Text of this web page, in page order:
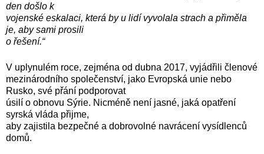
den došlo k
vojenské eskalaci, která by u lidí vyvolala strach a přiměla
je, aby sami prosili
o řešení.“
V uplynulém roce, zejména od dubna 2017, vyjádřili členové
mezinárodního společenství, jako Evropská unie nebo
Rusko, své přání podporovat
úsilí o obnovu Sýrie. Nicméně není jasné, jaká opatření
syrská vláda přijme,
aby zajistila bezpečné a dobrovolné navrácení vysídlenců
domů.